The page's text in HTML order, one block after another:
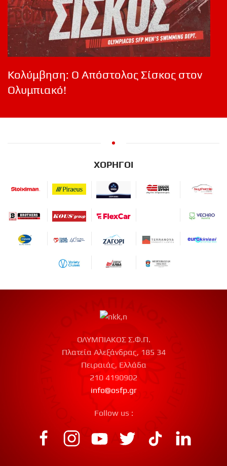
Κολύμβηση: Ο Απόστολος Σίσκος στον
Ολυμπιακό!
ΧΟΡΗΓΟΙ
ΟΛΥΜΠΙΑΚΟΣ Σ.Φ.Π.
Πλατεία Αλεξάνδρας, 185 34
Πειραιάς, Ελλάδα
210 4190902
info@osfp.gr
Follow us :